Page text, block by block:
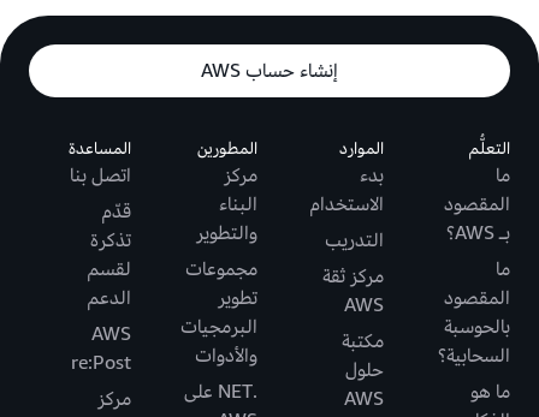
إنشاء حساب AWS
التعلُّم
ما
المقصود
بـ AWS؟
ما
المقصود
بالحوسبة
السحابية؟
ما هو
الموارد
بدء
الاستخدام
التدريب
مركز ثقة
AWS
مكتبة
حلول
AWS
المطورين
مركز
البناء
والتطوير
مجموعات
تطوير
البرمجيات
والأدوات
.NET على
المساعدة
اتصل بنا
قدّم
تذكرة
لقسم
الدعم
AWS
re:Post
مركز